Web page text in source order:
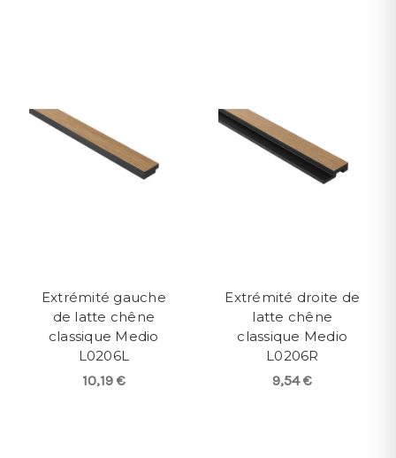
Extrémité gauche
de latte chêne
classique Medio
L0206L
10,19 €
Extrémité droite de
latte chêne
classique Medio
L0206R
9,54 €